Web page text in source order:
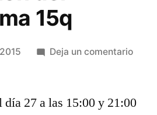
15q
Deja un comentarioen
día 27 a las 15:00 y 21:00